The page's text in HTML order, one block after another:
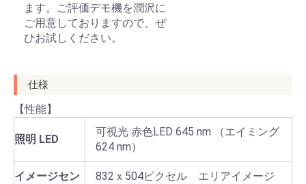
ます。ご評価デモ機を潤沢に
ご用意しておりますので、ぜ
ひお試しください。
仕様
【性能】
照明 LED
可視光 赤色LED 645 nm （エイミング
624 nm）
イメージセン
832ｘ504ピクセル エリアイメージ